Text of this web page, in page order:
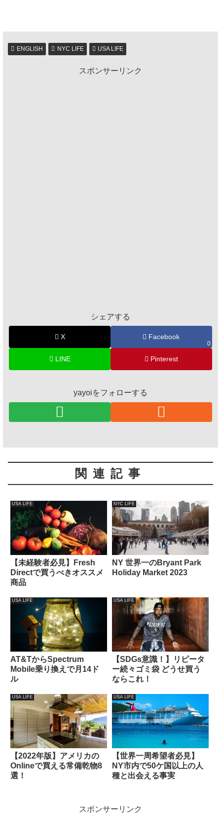
ENGLISH NYC LIFE USA LIFE
スポンサーリンク
シェアする
X Facebook
0
LINE Pinterest
yayoiをフォローする
関連記事
USA LIFE
【未経験者必見】Fresh
Directで買うべきオススメ
商品
NYC LIFE
NY 世界一のBryant Park
Holiday Market 2023
USA LIFE
AT&TからSpectrum
Mobile乗り換えで月14ド
ル
USA LIFE
【SDGs意識！】リピータ
ー続々ゴミ袋 どうせ買う
ならこれ！
USA LIFE
【2022年版】アメリカの
Onlineで買える常備乾物8
選！
USA LIFE
【世界一周希望者必見】
NY市内で50ケ国以上の人
種と出会える事実
スポンサーリンク